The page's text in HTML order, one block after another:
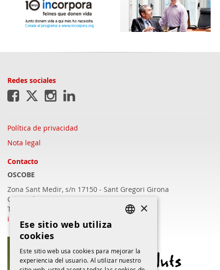
Redes sociales
Política de privacidad
Nota legal
Contacto
OSCOBE
Zona Sant Medir, s/n 17150 - Sant Gregori Girona
C/Barcelona, 409 - 17003 Girona
T.972 22 16 57
info@oscobe.com
SPANISH
×
Ese sitio web utiliza
cookies
Este sitio web usa cookies para mejorar la
experiencia del usuario. Al utilizar nuestro